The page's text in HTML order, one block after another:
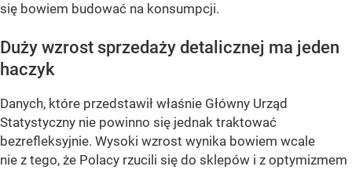
się bowiem budować na konsumpcji.
Duży wzrost sprzedaży detalicznej ma jeden
haczyk
Danych, które przedstawił właśnie Główny Urząd
Statystyczny nie powinno się jednak traktować
bezrefleksyjnie. Wysoki wzrost wynika bowiem wcale
nie z tego, że Polacy rzucili się do sklepów i z optymizmem